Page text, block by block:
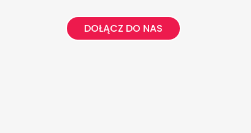
DOŁĄCZ DO NAS